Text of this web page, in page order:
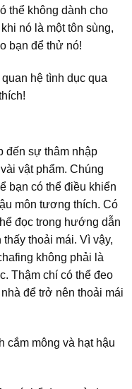
thể không dành cho
nó là một tôn sùng,
bạn để thử nó!
hệ tình dục qua
đến sự thâm nhập
vật phẩm. Chúng
bạn có thể điều khiển
môn tương thích. Có
đọc trong hướng dẫn
thoải mái. Vì vậy,
không phải là
Thậm chí có thể đeo
để trở nên thoải mái
cắm mông và hạt hậu